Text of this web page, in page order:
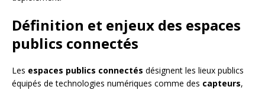
Définition et enjeux des espaces
publics connectés
Les espaces publics connectés désignent les lieux publics
équipés de technologies numériques comme des capteurs,